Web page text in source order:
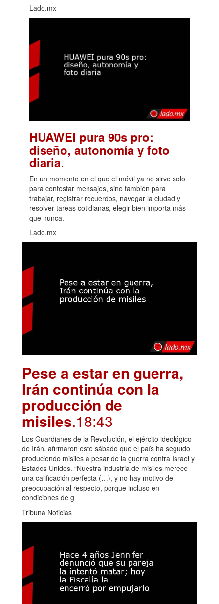
Lado.mx
HUAWEI pura 90s pro:
diseño, autonomía y foto
diaria.
En un momento en el que el móvil ya no sirve solo
para contestar mensajes, sino también para
trabajar, registrar recuerdos, navegar la ciudad y
resolver tareas cotidianas, elegir bien importa más
que nunca.
Lado.mx
Pese a estar en guerra,
Irán continúa con la
producción de
misiles.18:43
Los Guardianes de la Revolución, el ejército ideológico
de Irán, afirmaron este sábado que el país ha seguido
produciendo misiles a pesar de la guerra contra Israel y
Estados Unidos. “Nuestra industria de misiles merece
una calificación perfecta (…), y no hay motivo de
preocupación al respecto, porque incluso en
condiciones de g
Tribuna Noticias